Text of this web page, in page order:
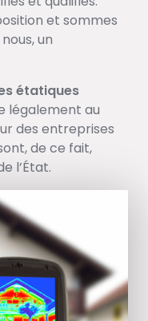
et sommes
un
étatiques
légalement au
des entreprises
de ce fait,
l’État.